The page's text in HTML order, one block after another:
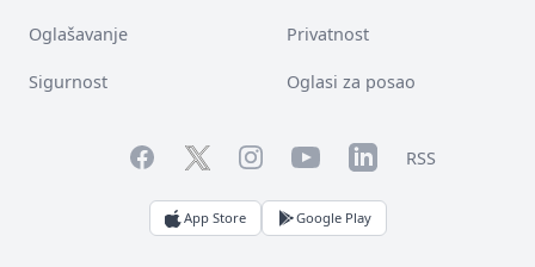
Oglašavanje Privatnost
Sigurnost Oglasi za posao
FacebookTwitterInstagramYouTubeLinkedInRSS
App Store Google Play